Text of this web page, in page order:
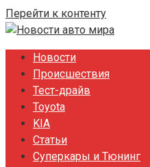
Перейти к контенту
Новости
Происшествия
Тест-драйв
Toyota
KIA
Статьи
Суперкары и Тюнинг